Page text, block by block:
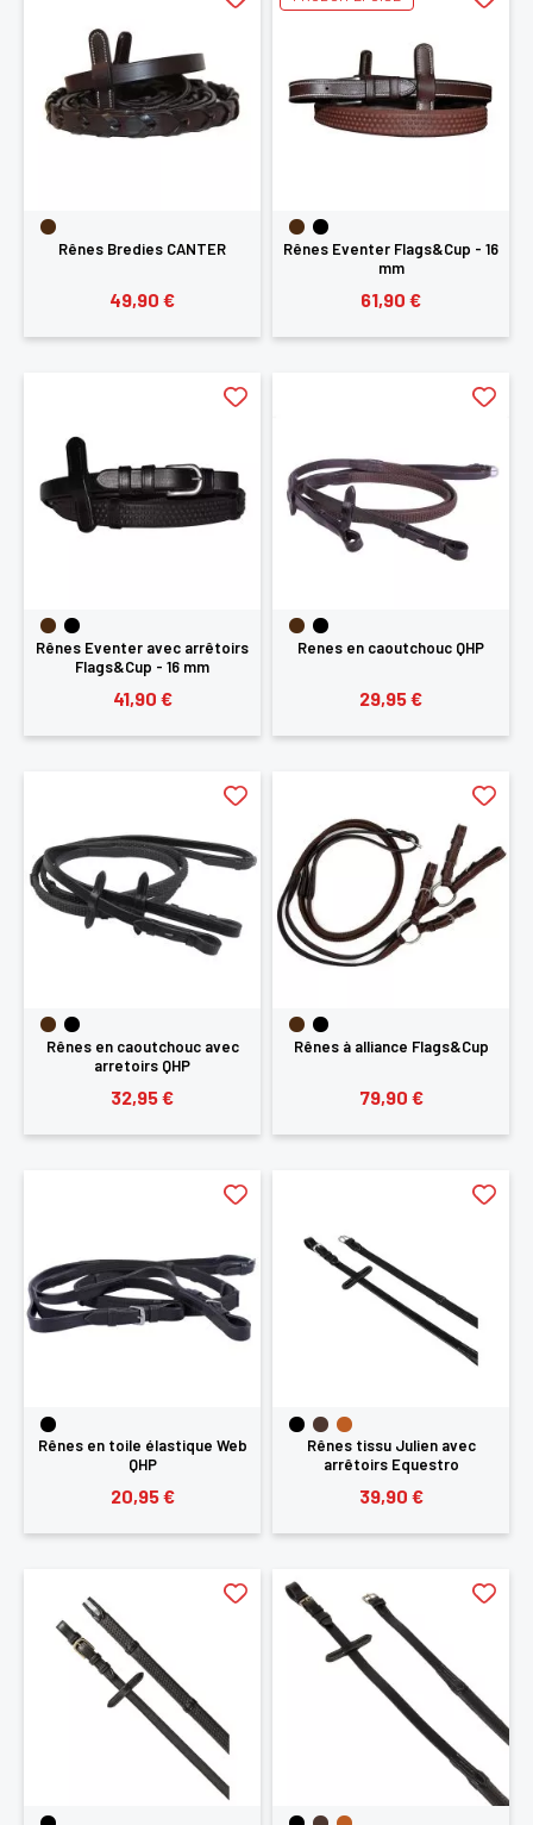
Rênes Bredies CANTER
49,90 €
Rênes Eventer Flags&Cup - 16
mm
61,90 €
Rênes Eventer avec arrêtoirs
Flags&Cup - 16 mm
41,90 €
Renes en caoutchouc QHP
29,95 €
Rênes en caoutchouc avec
arretoirs QHP
32,95 €
Rênes à alliance Flags&Cup
79,90 €
Rênes en toile élastique Web
QHP
20,95 €
Rênes tissu Julien avec
arrêtoirs Equestro
39,90 €
ANNULER SE
CONNECTER